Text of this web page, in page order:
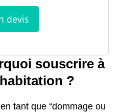
souscrire à
?
tant que “dommage ou